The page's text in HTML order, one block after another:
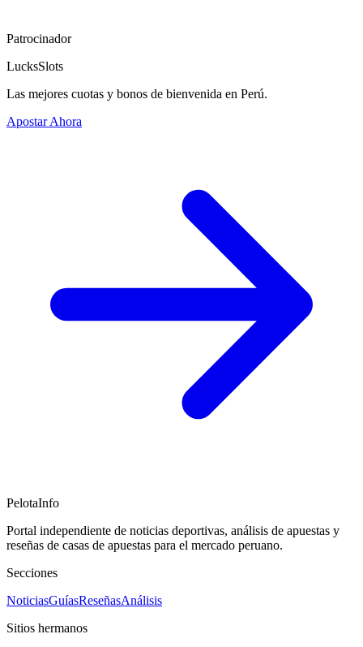
Patrocinador
LucksSlots
Las mejores cuotas y bonos de bienvenida en Perú.
Apostar Ahora
PelotaInfo
Portal independiente de noticias deportivas, análisis de apuestas y
reseñas de casas de apuestas para el mercado peruano.
Secciones
NoticiasGuíasReseñasAnálisis
Sitios hermanos